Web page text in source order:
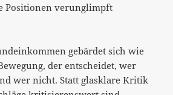
Positionen verunglimpft
gebärdet sich wie
der entscheidet, wer
wer nicht. Statt glasklare Kritik